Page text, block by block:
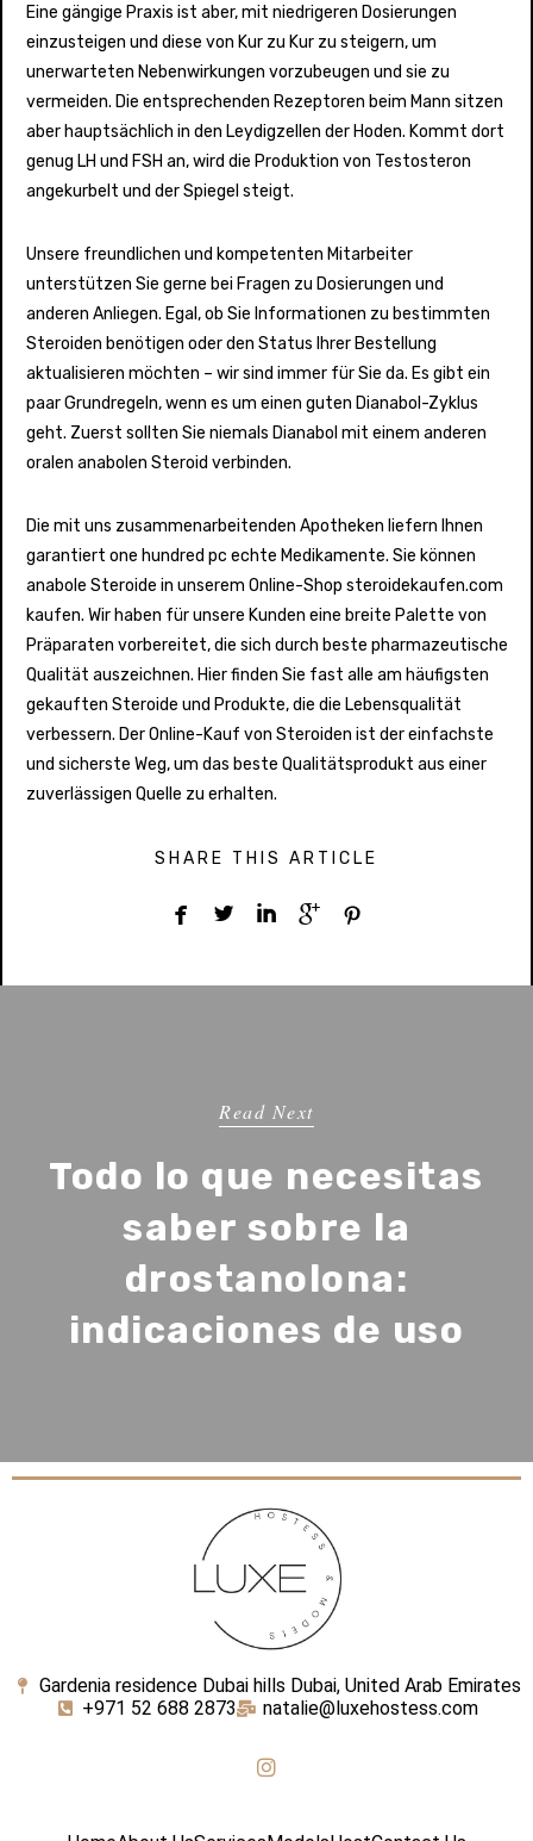
Eine gängige Praxis ist aber, mit niedrigeren Dosierungen
einzusteigen und diese von Kur zu Kur zu steigern, um
unerwarteten Nebenwirkungen vorzubeugen und sie zu
vermeiden. Die entsprechenden Rezeptoren beim Mann sitzen
aber hauptsächlich in den Leydigzellen der Hoden. Kommt dort
genug LH und FSH an, wird die Produktion von Testosteron
angekurbelt und der Spiegel steigt.
Unsere freundlichen und kompetenten Mitarbeiter
unterstützen Sie gerne bei Fragen zu Dosierungen und
anderen Anliegen. Egal, ob Sie Informationen zu bestimmten
Steroiden benötigen oder den Status Ihrer Bestellung
aktualisieren möchten – wir sind immer für Sie da. Es gibt ein
paar Grundregeln, wenn es um einen guten Dianabol-Zyklus
geht. Zuerst sollten Sie niemals Dianabol mit einem anderen
oralen anabolen Steroid verbinden.
Die mit uns zusammenarbeitenden Apotheken liefern Ihnen
garantiert one hundred pc echte Medikamente. Sie können
anabole Steroide in unserem Online-Shop steroidekaufen.com
kaufen. Wir haben für unsere Kunden eine breite Palette von
Präparaten vorbereitet, die sich durch beste pharmazeutische
Qualität auszeichnen. Hier finden Sie fast alle am häufigsten
gekauften Steroide und Produkte, die die Lebensqualität
verbessern. Der Online-Kauf von Steroiden ist der einfachste
und sicherste Weg, um das beste Qualitätsprodukt aus einer
zuverlässigen Quelle zu erhalten.
SHARE THIS ARTICLE
    
Read Next
Todo lo que necesitas
saber sobre la
drostanolona:
indicaciones de uso
Gardenia residence Dubai hills Dubai, United Arab Emirates
+971 52 688 2873
natalie@luxehostess.com